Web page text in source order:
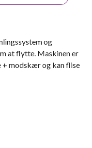
og
at flytte. Maskinen er
+ modskær og kan flise